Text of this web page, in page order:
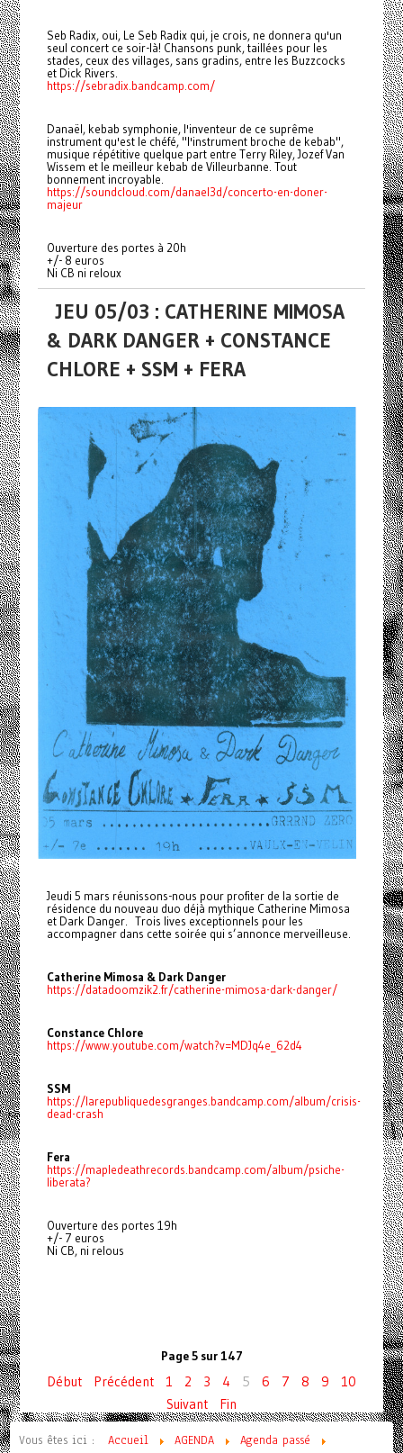
Seb Radix, oui, Le Seb Radix qui, je crois, ne donnera qu'un
seul concert ce soir-là! Chansons punk, taillées pour les
stades, ceux des villages, sans gradins, entre les Buzzcocks
et Dick Rivers.
https://sebradix.bandcamp.com/
Danaël, kebab symphonie, l'inventeur de ce suprême
instrument qu'est le chéfé, "l'instrument broche de kebab",
musique répétitive quelque part entre Terry Riley, Jozef Van
Wissem et le meilleur kebab de Villeurbanne. Tout
bonnement incroyable.
https://soundcloud.com/danael3d/concerto-en-doner-
majeur
Ouverture des portes à 20h
+/- 8 euros
Ni CB ni reloux
JEU 05/03 : CATHERINE MIMOSA
& DARK DANGER + CONSTANCE
CHLORE + SSM + FERA
Jeudi 5 mars réunissons-nous pour profiter de la sortie de
résidence du nouveau duo déjà mythique Catherine Mimosa
et Dark Danger. Trois lives exceptionnels pour les
accompagner dans cette soirée qui s’annonce merveilleuse.
Catherine Mimosa & Dark Danger
https://datadoomzik2.fr/catherine-mimosa-dark-danger/
Constance Chlore
https://www.youtube.com/watch?v=MDJq4e_62d4
SSM
https://larepubliquedesgranges.bandcamp.com/album/crisis-
dead-crash
Fera
https://mapledeathrecords.bandcamp.com/album/psiche-
liberata?
Ouverture des portes 19h
+/- 7 euros
Ni CB, ni relous
Page 5 sur 147
Début Précédent 1 2 3 4 5 6 7 8 9
10
Suivant
Fin
Vous êtes ici : Accueil AGENDA
Agenda passé